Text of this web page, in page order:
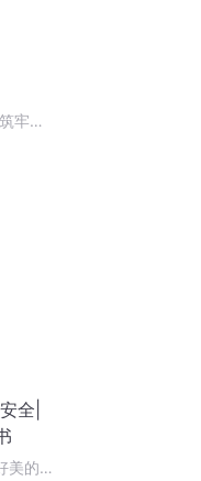
牢国
全|
美的蘑